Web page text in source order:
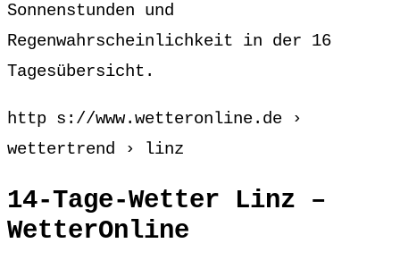
Sonnenstunden und
Regenwahrscheinlichkeit in der 16
Tagesübersicht.
http s://www.wetteronline.de ›
wettertrend › linz
14-Tage-Wetter Linz –
WetterOnline